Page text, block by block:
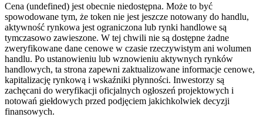
Kontrakty terminowe na USDT
Kontrakty futures wykorzystujące USDT jako zabezpieczenie
Cena (undefined) jest obecnie niedostępna. Może to być
spowodowane tym, że token nie jest jeszcze notowany do handlu,
aktywność rynkowa jest ograniczona lub rynki handlowe są
tymczasowo zawieszone. W tej chwili nie są dostępne żadne
zweryfikowane dane cenowe w czasie rzeczywistym ani wolumen
handlu. Po ustanowieniu lub wznowieniu aktywnych rynków
handlowych, ta strona zapewni zaktualizowane informacje cenowe,
kapitalizację rynkową i wskaźniki płynności. Inwestorzy są
zachęcani do weryfikacji oficjalnych ogłoszeń projektowych i
notowań giełdowych przed podjęciem jakichkolwiek decyzji
finansowych.